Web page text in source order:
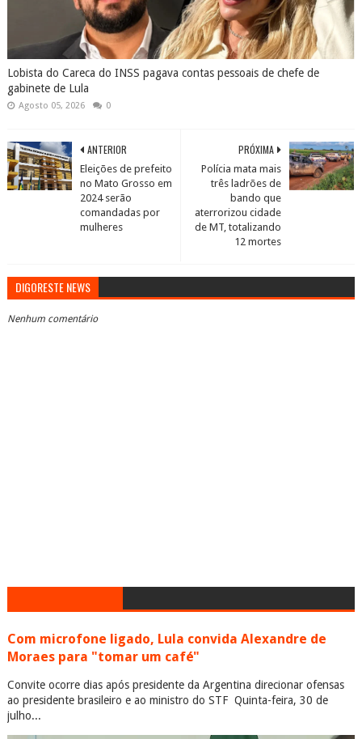
Lobista do Careca do INSS pagava contas pessoais de chefe de
gabinete de Lula
Agosto 05, 2026 0
PRÓXIMA
Polícia mata mais
três ladrões de
bando que
aterrorizou cidade
de MT, totalizando
12 mortes
ANTERIOR
Eleições de prefeito
no Mato Grosso em
2024 serão
comandadas por
mulheres
DIGORESTE NEWS
Nenhum comentário
Com microfone ligado, Lula convida Alexandre de
Moraes para "tomar um café"
Convite ocorre dias após presidente da Argentina direcionar ofensas
ao presidente brasileiro e ao ministro do STF Quinta-feira, 30 de
julho...